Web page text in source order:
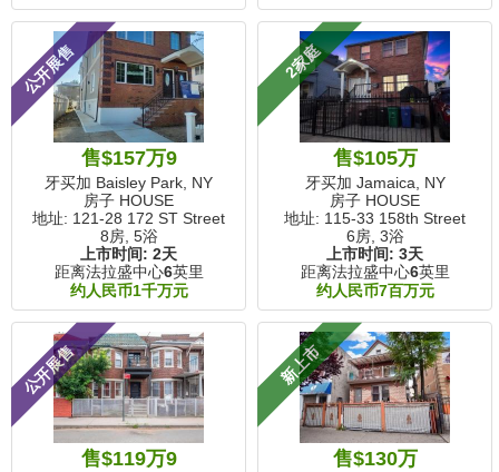
公开展售
售$157万9
牙买加 Baisley Park, NY
房子 HOUSE
地址: 121-28 172 ST Street
8房, 5浴
上市时间: 2天
距离法拉盛中心6英里
约人民币1千万元
2家庭
售$105万
牙买加 Jamaica, NY
房子 HOUSE
地址: 115-33 158th Street
6房, 3浴
上市时间: 3天
距离法拉盛中心6英里
约人民币7百万元
公开展售
售$119万9
新上市
售$130万